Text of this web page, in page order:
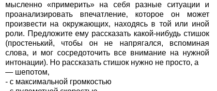
мысленно «примерить» на себя разные ситуации и
проанализировать впечатление, которое он может
произвести на окружающих, находясь в той или иной
роли. Предложите ему рассказать какой-нибудь стишок
(простенький, чтобы он не напрягался, вспоминая
слова, и мог сосредоточить все внимание на нужной
интонации). Но рассказать стишок нужно не просто, а
— шепотом,
- с максимальной громкостью